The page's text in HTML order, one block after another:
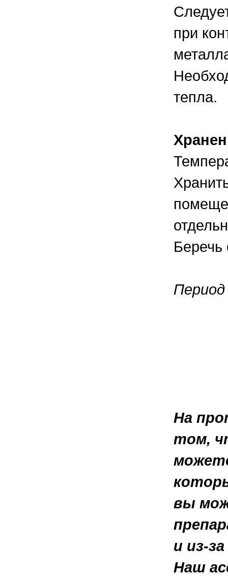
при
тепла.
Беречь
Период
На
том,
вы
и из-
Наш